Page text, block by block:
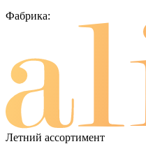
Фабрика:
Летний ассортимент